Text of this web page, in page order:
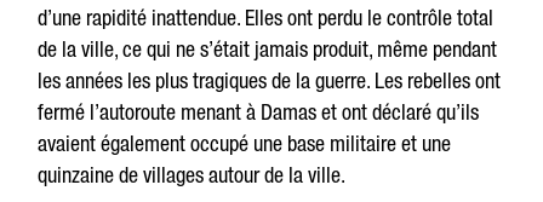
d’une rapidité inattendue. Elles ont perdu le contrôle total
de la ville, ce qui ne s’était jamais produit, même pendant
les années les plus tragiques de la guerre. Les rebelles ont
fermé l’autoroute menant à Damas et ont déclaré qu’ils
avaient également occupé une base militaire et une
quinzaine de villages autour de la ville.